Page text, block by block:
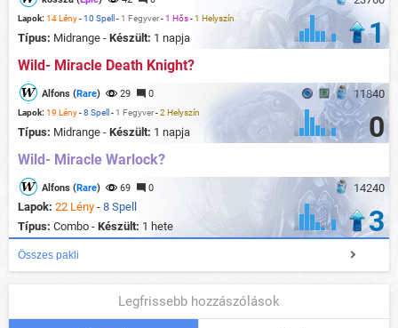
Lapok: 14 Lény-10 Spell - 1 Fegyver-1 Hős-1 Helyszín
Típus: Midrange - Készült: 1 napja 1
Wild- Miracle Death Knight?
11840
Alfons (Rare) 29 0
Lapok: 19 Lény-8 Spell - 1 Fegyver-2 Helyszín
Típus: Midrange - Készült: 1 napja 0
Wild- Miracle Warlock?
14240
Alfons (Rare) 69 0
Lapok: 22 Lény - 8 Spell
Típus: Combo - Készült: 1 hete 3
Összes pakli
Legfrissebb hozzászólások